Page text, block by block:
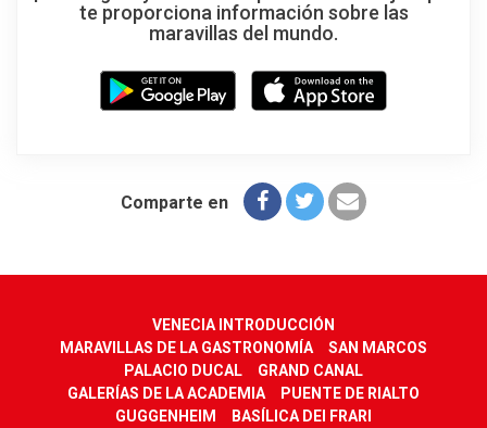
te proporciona información sobre las
maravillas del mundo.
Comparte en
VENECIA INTRODUCCIÓN
MARAVILLAS DE LA GASTRONOMÍA
SAN MARCOS
PALACIO DUCAL
GRAND CANAL
GALERÍAS DE LA ACADEMIA
PUENTE DE RIALTO
GUGGENHEIM
BASÍLICA DEI FRARI